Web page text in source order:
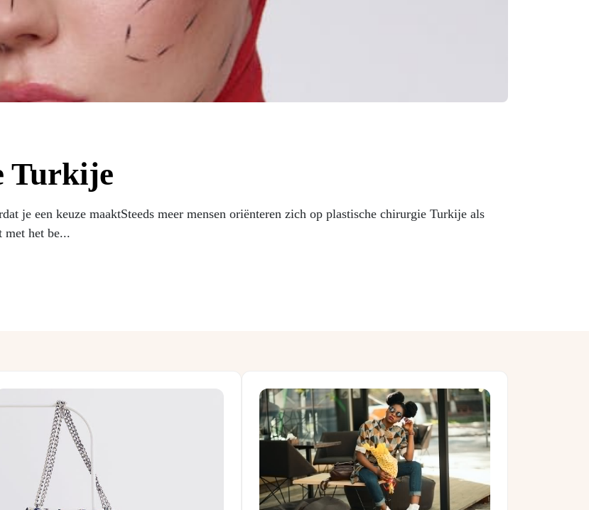
Turkije
je een keuze maaktSteeds meer mensen oriënteren zich op plastische chirurgie Turkije als
met het be...